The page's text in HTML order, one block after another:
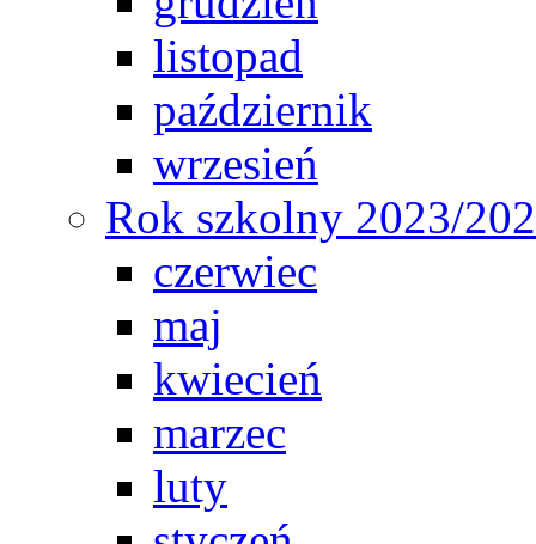
listopad
październik
wrzesień
Rok szkolny 2023/
czerwiec
maj
kwiecień
marzec
luty